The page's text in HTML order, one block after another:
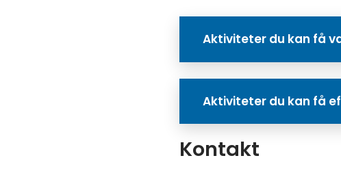
Aktiviteter du kan få
Aktiviteter du kan få
Kontakt